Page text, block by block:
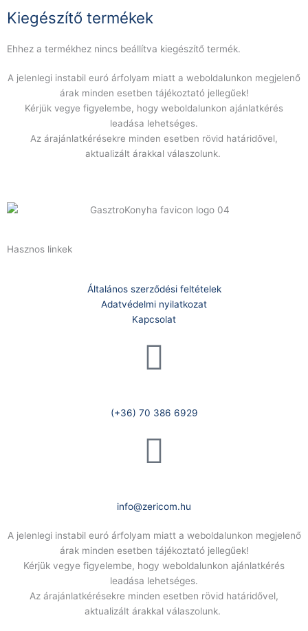
40x25x1,2cm
mennyiség
Kiegészítő termékek
Ehhez a termékhez nincs beállítva kiegészítő termék.
A jelenlegi instabil euró árfolyam miatt a weboldalunkon megjelenő
árak minden esetben tájékoztató jellegűek!
Kérjük vegye figyelembe, hogy weboldalunkon ajánlatkérés
leadása lehetséges.
Az árajánlatkérésekre minden esetben rövid határidővel,
aktualizált árakkal válaszolunk.
Hasznos linkek
Általános szerződési feltételek
Adatvédelmi nyilatkozat
Kapcsolat
(+36) 70 386 6929
info@zericom.hu
A jelenlegi instabil euró árfolyam miatt a weboldalunkon megjelenő
árak minden esetben tájékoztató jellegűek!
Kérjük vegye figyelembe, hogy weboldalunkon ajánlatkérés
leadása lehetséges.
Az árajánlatkérésekre minden esetben rövid határidővel,
aktualizált árakkal válaszolunk.